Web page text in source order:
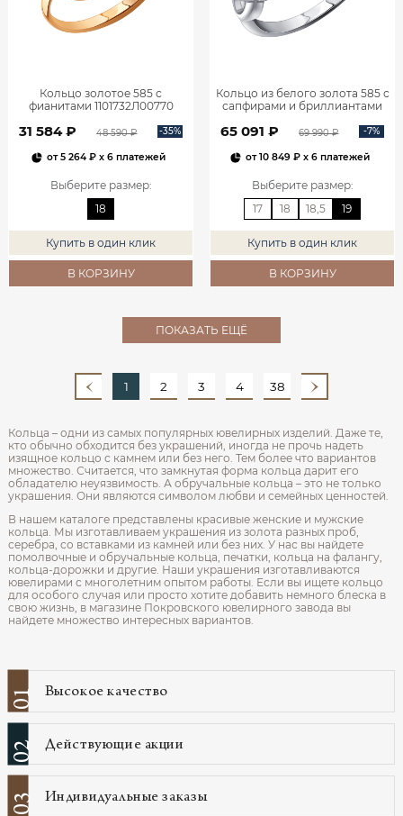
Кольцо золотое 585 с
фианитами 1101732Л00770
31 584 ₽ 48 590 ₽ -35%
от5 264 ₽ x 6 платежей
Выберите размер:
18
Купить в один клик
В КОРЗИНУ
Кольцо из белого золота 585 с
сапфирами и бриллиантами
65 091 ₽ 69 990 ₽ -7%
от10 849 ₽ x 6 платежей
Выберите размер:
17
18 18,5 19
Купить в один клик
В КОРЗИНУ
ПОКАЗАТЬ ЕЩЁ
1 2 3 4 38
Кольца – одни из самых популярных ювелирных изделий. Даже те,
кто обычно обходится без украшений, иногда не прочь надеть
изящное кольцо с камнем или без него. Тем более что вариантов
множество. Считается, что замкнутая форма кольца дарит его
обладателю неуязвимость. А обручальные кольца – это не только
украшения. Они являются символом любви и семейных ценностей.
В нашем каталоге представлены красивые женские и мужские
кольца. Мы изготавливаем украшения из золота разных проб,
серебра, со вставками из камней или без них. У нас вы найдете
помолвочные и обручальные кольца, печатки, кольца на фалангу,
кольца-дорожки и другие. Наши украшения изготавливаются
ювелирами с многолетним опытом работы. Если вы ищете кольцо
для особого случая или просто хотите добавить немного блеска в
свою жизнь, в магазине Покровского ювелирного завода вы
найдете множество интересных вариантов.
01 Высокое качество
02 Действующие акции
03 Индивидуальные заказы